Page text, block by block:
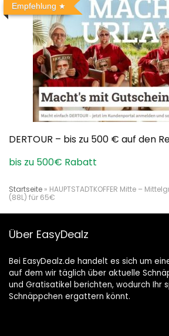
Empfehlung
DERTOUR – bis zu 500 € auf den
bis zu 500€ Rabatt
Startseite » HAUPTSTADTKOFFER Mitte –
(88L) für 65€
Über EasyDealz
Bei EasyDealz.de handelt es sich um
auf dem wir täglich über aktuelle
und Gratisatikel berichten, wodurch Ihr
Schnäppchen ergattern könnt.